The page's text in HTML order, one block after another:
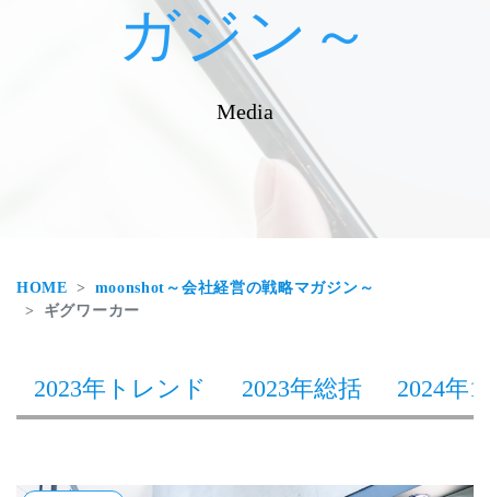
ガジン～
Media
HOME
moonshot～会社経営の戦略マガジン～
ギグワーカー
2023年トレンド 2023年総括 2024年1